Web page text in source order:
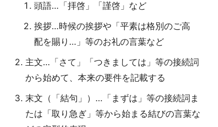
頭語…「拝啓」「謹啓」など
挨拶…時候の挨拶や「平素は格別のご高
配を賜り…」等のお礼の言葉など
主文…「さて」「つきましては」等の接続詞
から始めて、本来の要件を記載する
末文（「結句」）…「まずは」等の接続詞ま
たは「取り急ぎ」等から始まる結びの言葉な